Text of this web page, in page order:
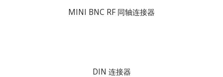
MINI BNC RF 同轴连接器
DIN 连接器